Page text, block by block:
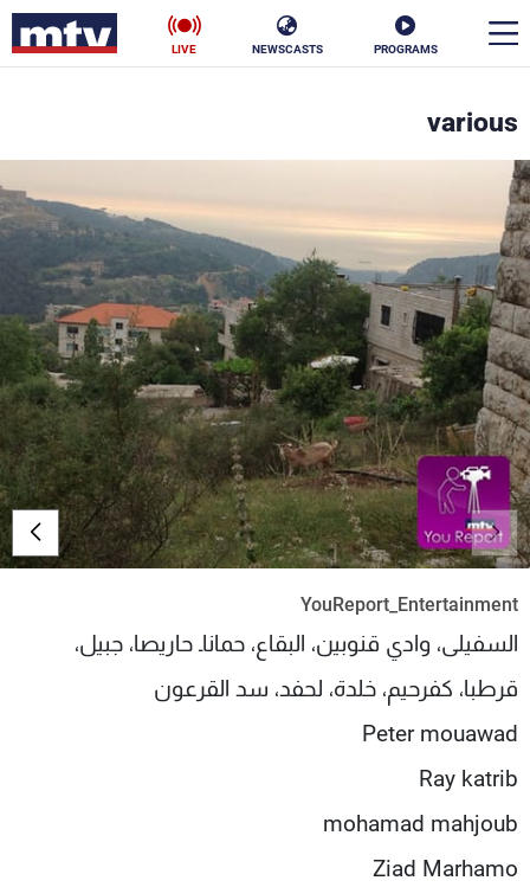
PROGRAMS
NEWSCASTS
LIVE
various
YouReport_Entertainment
السفيلى، وادي قنوبين، البقاع، حماناـ حاريصا، جبيل،
قرطبا، كفرحيم، خلدة، لحفد، سد القرعون
Peter mouawad
Ray katrib
mohamad mahjoub
Ziad Marhamo
سياسة ناس
إقتصاد فن
منوعات رياضة
كأس العالم
البرامج
جدول البرامج
شاهد البرامج
الإنـتـاج
وظائف
تواصل معنا